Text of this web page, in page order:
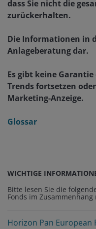
dass Sie nicht die
zurückerhalten.
Die Informationen in
Anlageberatung dar.
Es gibt keine
Trends fortsetzen
Marketing-Anzeige.
Glossar
WICHTIGE
Bitte lesen Sie die
Fonds im
Horizon Pan European